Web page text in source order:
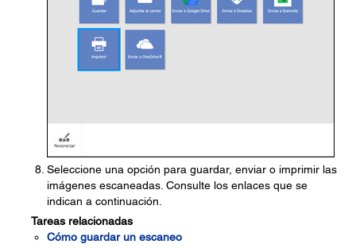
Seleccione una opción para guardar, enviar o imprimir las
imágenes escaneadas. Consulte los enlaces que se
indican a continuación.
Tareas relacionadas
Cómo guardar un escaneo